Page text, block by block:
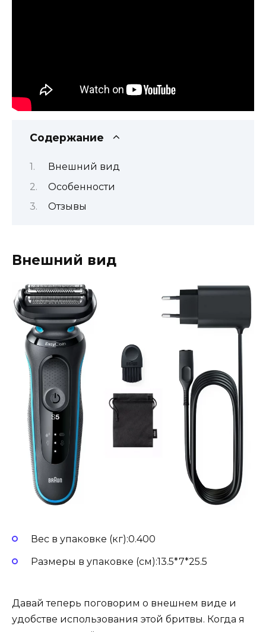
Содержание
Внешний вид
Особенности
Отзывы
Внешний вид
Вес в упаковке (кг):0.400
Размеры в упаковке (см):13.5*7*25.5
Давай теперь поговорим о внешнем виде и
удобстве использования этой бритвы. Когда я